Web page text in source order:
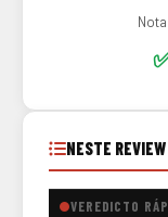
NESTE REVIEW
VEREDICTO